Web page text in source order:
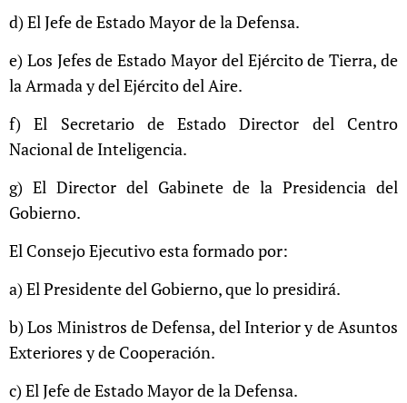
d) El Jefe de Estado Mayor de la Defensa.
e) Los Jefes de Estado Mayor del Ejército de Tierra, de
la Armada y del Ejército del Aire.
f) El Secretario de Estado Director del Centro
Nacional de Inteligencia.
g) El Director del Gabinete de la Presidencia del
Gobierno.
El Consejo Ejecutivo esta formado por:
a) El Presidente del Gobierno, que lo presidirá.
b) Los Ministros de Defensa, del Interior y de Asuntos
Exteriores y de Cooperación.
c)El Jefe de Estado Mayor de la Defensa.